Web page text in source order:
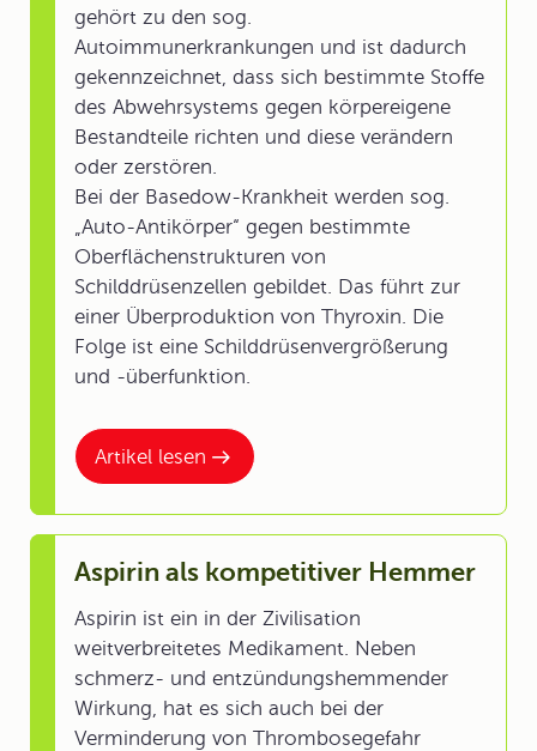
Artikel lesen
gehört zu den sog.
Autoimmunerkrankungen und ist dadurch
gekennzeichnet, dass sich bestimmte Stoffe
des Abwehrsystems gegen körpereigene
Bestandteile richten und diese verändern
oder zerstören.
Bei der Basedow-Krankheit werden sog.
„Auto-Antikörper“ gegen bestimmte
Oberflächenstrukturen von
Schilddrüsenzellen gebildet. Das führt zur
einer Überproduktion von Thyroxin. Die
Folge ist eine Schilddrüsenvergrößerung
und -überfunktion.
Aspirin als kompetitiver Hemmer
Aspirin ist ein in der Zivilisation
weitverbreitetes Medikament. Neben
schmerz- und entzündungshemmender
Wirkung, hat es sich auch bei der
Verminderung von Thrombosegefahr